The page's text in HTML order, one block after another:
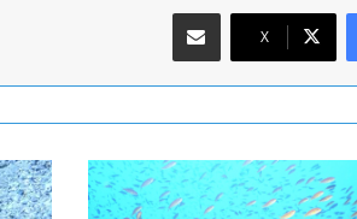
X
שתף במייל
סוסוני
ים: